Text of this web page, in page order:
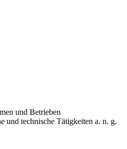
und Betrieben
und technische Tätigkeiten a. n. g.